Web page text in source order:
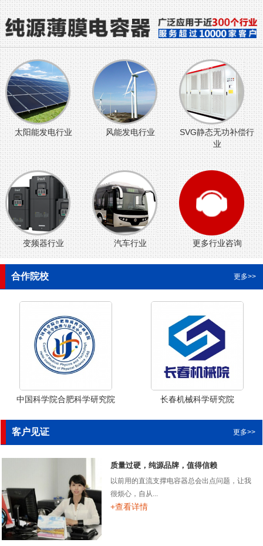
太阳能发电行业 风能发电行业
SVG静态无功补偿行
业
变频器行业 汽车行业 更多行业咨询
合作院校 更多>>
中国科学院合肥科学研究院 长春机械科学研究院
客户见证 更多>>
质量过硬，纯源品牌，值得信赖
以前用的直流支撑电容器总会出点问题，让我
很烦心，自从...
+查看详情